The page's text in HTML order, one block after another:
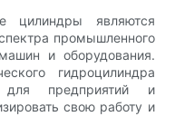
цилиндры являются
промышленного
и оборудования.
гидроцилиндра
предприятий и
свою работу и